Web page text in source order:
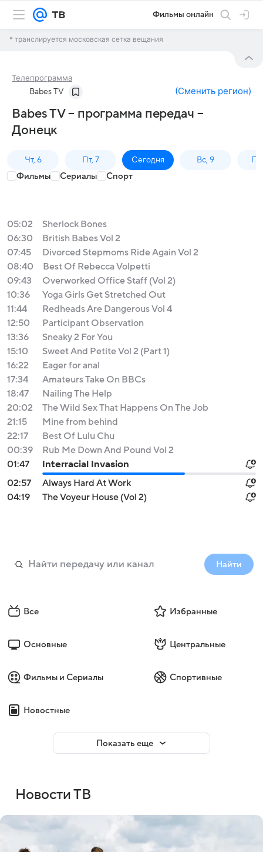
Фильмы онлайн
* транслируется московская сетка вещания
Телепрограмма
Babes TV (Сменить регион)
Babes TV – программа передач –
Донецк
Чт, 6 Пт, 7 Сегодня Вс, 9
Фильмы Сериалы Спорт
05:02
Sherlock Bones
06:30
British Babes Vol 2
07:45
Divorced Stepmoms Ride Again Vol 2
08:40
Best Of Rebecca Volpetti
09:43
Overworked Office Staff (Vol 2)
10:36
Yoga Girls Get Stretched Out
11:44
Redheads Are Dangerous Vol 4
12:50
Participant Observation
13:36
Sneaky 2 For You
15:10
Sweet And Petite Vol 2 (Part 1)
16:22
Eager for anal
17:34
Amateurs Take On BBCs
18:47
Nailing The Help
20:02
The Wild Sex That Happens On The Job
21:15
Mine from behind
22:17
Best Of Lulu Chu
00:39
Rub Me Down And Pound Vol 2
01:47
Interracial Invasion
02:57
Always Hard At Work
04:19
The Voyeur House (Vol 2)
Найти
Все Избранные
Основные Центральные
Фильмы и Сериалы Спортивные
Новостные
Показать еще
Новости ТВ